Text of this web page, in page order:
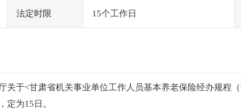
法定时限 15个工作日
关于<甘肃省机关事业单位工作人员基本养老保险经办规程
定为15日。